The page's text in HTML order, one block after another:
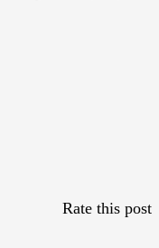
Rate this post